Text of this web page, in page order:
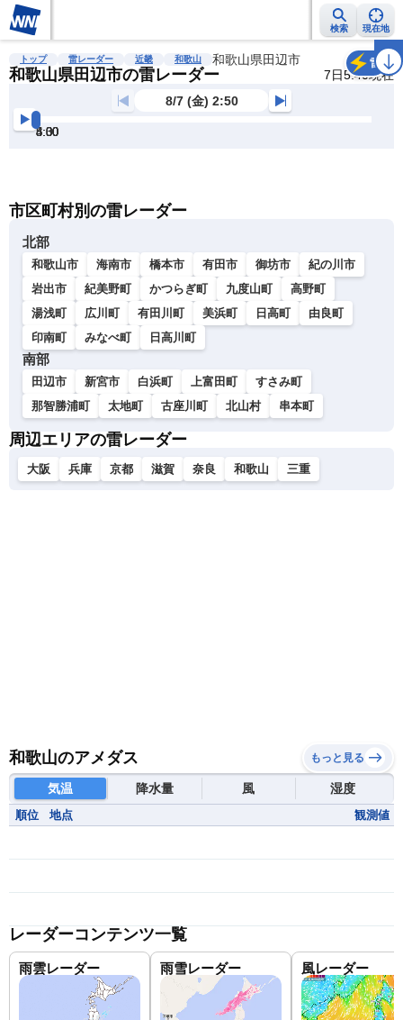
検索 現在地
雨雲レーダー 台風情報 地震情報 警報・注意報 2週間天気 ラ
トップ 雷レーダー 近畿 和歌山 和歌山県田辺市
和歌山県田辺市の雷レーダー 7日5:40現在
雷
8/7 (金) 2:50
3:00
3:30
4:00
4:30
5:00
5:30
市区町村別の雷レーダー
北部
和歌山市 海南市 橋本市 有田市 御坊市
紀の川市
岩出市
紀美野町 かつらぎ町 九度山町
高野町
湯浅町
広川町 有田川町 美浜町 日高町
由良町
印南町
みなべ町 日高川町
南部
田辺市 新宮市 白浜町 上富田町
すさみ町
那智勝浦町
太地町 古座川町 北山村 串本町
周辺エリアの雷レーダー
大阪 兵庫 京都 滋賀 奈良 和歌山 三重
和歌山のアメダス もっと見る
気温 降水量 風 湿度
順位 地点 観測値
レーダーコンテンツ一覧
雨雲レーダー 雨雪レーダー 風レーダー